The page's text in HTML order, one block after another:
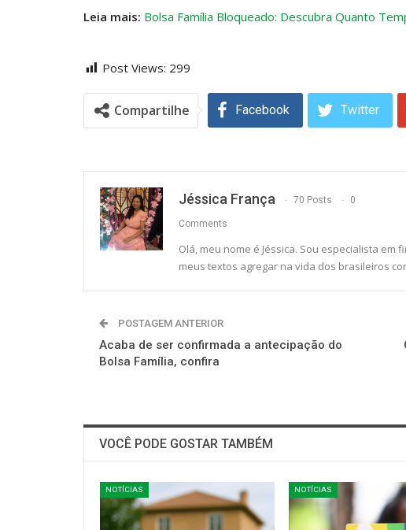
Leia mais: Bolsa Família Bloqueado: Descubra Quanto
Post Views: 299
Compartilhe Facebook Twitter
Jéssica França 70 Posts 0
Comments
Olá, meu nome é Jéssica. Sou especialista
meus textos agregar na vida dos brasileiros
POSTAGEM ANTERIOR
Acaba de ser confirmada a antecipação do
Bolsa Família, confira
VOCÊ PODE GOSTAR TAMBÉM
NOTÍCIAS NOTÍCIAS